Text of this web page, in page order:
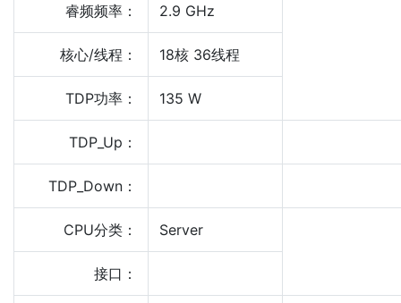
睿频频率： 2.9 GHz
核心/线程： 18核 36线程
TDP功率： 135 W
TDP_Up：
TDP_Down：
CPU分类： Server
接口：